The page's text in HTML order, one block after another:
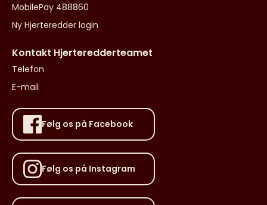
MobilePay 488860
Ny Hjerteredder login
Kontakt Hjerteredderteamet
Telefon
E-mail
Følg os på Facebook
Følg os på Instagram